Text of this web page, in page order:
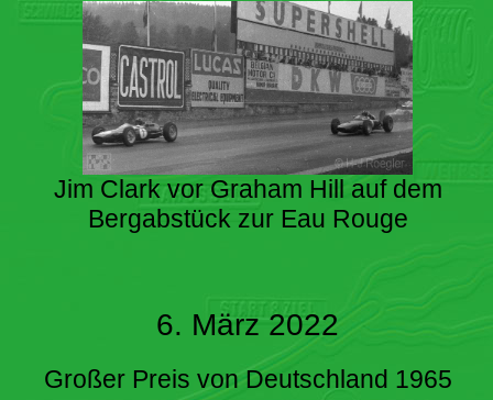
Jim Clark vor Graham Hill auf dem
Bergabstück zur Eau Rouge
6. März 2022
Großer Preis von Deutschland 1965